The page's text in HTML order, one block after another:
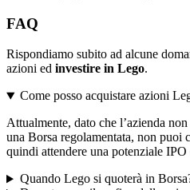
FAQ
Rispondiamo subito ad alcune
azioni ed investire in Lego.
Come posso acquistare azioni
Attualmente, dato che l’azienda
una Borsa regolamentata, non puoi
quindi attendere una potenziale
Quando Lego si quoterà in